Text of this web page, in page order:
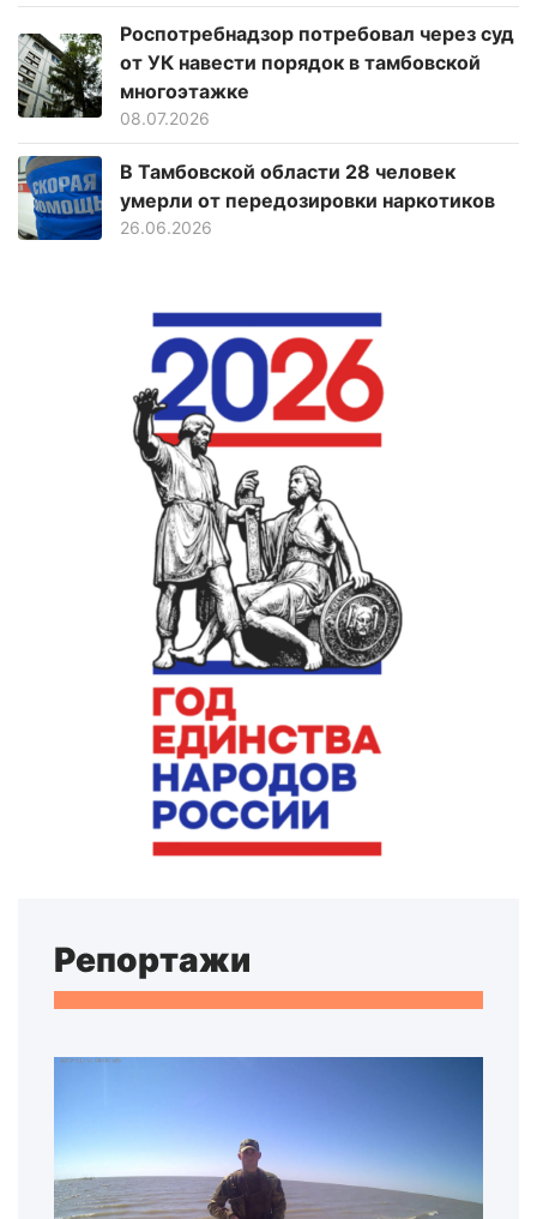
Роспотребнадзор потребовал через суд
от УК навести порядок в тамбовской
многоэтажке
08.07.2026
В Тамбовской области 28 человек
умерли от передозировки наркотиков
26.06.2026
Репортажи